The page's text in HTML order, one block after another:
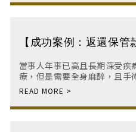
【成功案例：返還保
當事人年事已高且長期深受疾
療，但是需要全身麻醉，且手
症，當事人唯恐手術過程發生
交由三位成年子女保管